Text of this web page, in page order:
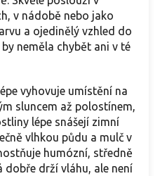
v nádobě nebo jako
a ojedinělý vzhled do
neměla chybět ani v té
vyhovuje umístění na
sluncem až polostínem,
lépe snášejí zimní
vlhkou půdu a mulč v
humózní, středně
dobře drží vláhu, ale není